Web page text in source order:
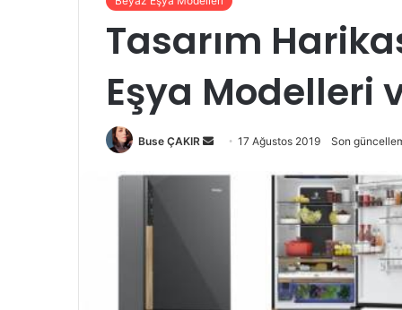
Tasarım
Eşya Modelleri
Buse ÇAKIR 17 Ağustos 2019 Son